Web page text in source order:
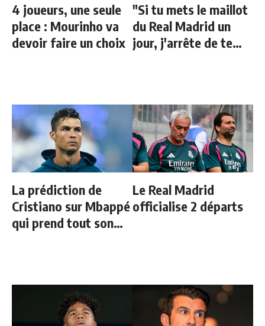
4 joueurs, une seule
place : Mourinho va
devoir faire un choix
"Si tu mets le maillot
du Real Madrid un
jour, j'arrête de te
La prédiction de
Cristiano sur Mbappé
qui prend tout son
Le Real Madrid
officialise 2 départs